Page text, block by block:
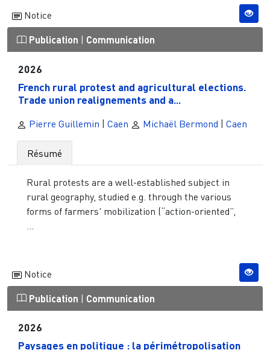
Notice
Publication Communication
2026
French rural protest and agricultural elections.
Trade union realignements and a...
Pierre Guillemin | Caen Michaël Bermond | Caen
Résumé
Rural protests are a well-established subject in
rural geography, studied e.g. through the various
forms of farmers' mobilization (“action-oriented”,
Notice
Publication | Communication
2026
Paysages en politique : la périmétropolisation